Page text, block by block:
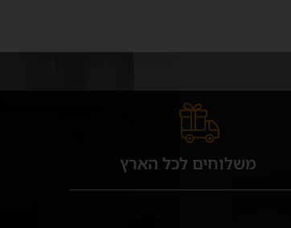
משלוחים לכל הארץ